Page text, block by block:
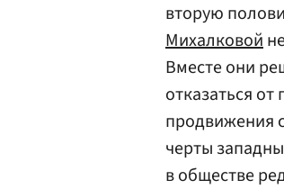
вторую
Михалковой
Вместе они
отказаться
продвижения
черты
в обществе